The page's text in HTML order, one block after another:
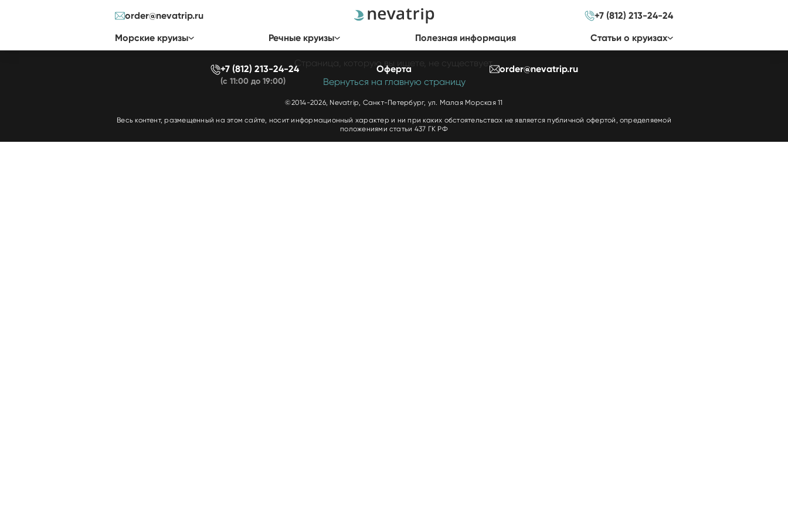
order@nevatrip.ru
+7 (812) 213-24-24
Морские круизы
Речные круизы Полезная информация Cтатьи о круизах
404 — Страница не найдена
Страница, которую вы ищете, не существует.
Вернуться на главную страницу
+7 (812) 213-24-24
(с 11:00 до 19:00)
Оферта order@nevatrip.ru
©2014-2026, Nevatrip, Санкт-Петербург, ул. Малая Морская 11
Весь контент, размещенный на этом сайте, носит информационный характер и ни при каких обстоятельствах не является публичной офертой, определяемой
положениями статьи 437 ГК РФ